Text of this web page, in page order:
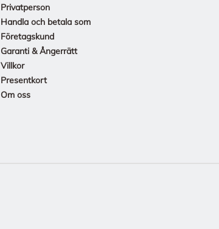
Privatperson
Handla och betala som
Företagskund
Garanti & Ångerrätt
Villkor
Presentkort
Om oss